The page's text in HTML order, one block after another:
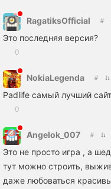
RagatiksOfficial
Это последняя версия?
0
NokiaLegenda
Padlife самый лучший
0
Angelok_007
Это не просто игра , а
тут можно строить,
даже любоваться